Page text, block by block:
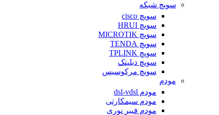
سویچ شبکه
سویچ cisco
سویچ HRUI
سویچ MICROTIK
سویچ TENDA
سویچ TPLINK
سویچ دیلینک
سویچ مرکوسیس
مودم
مودم dsl-vdsl
مودم سیمکارتی
مودم فیبر نوری